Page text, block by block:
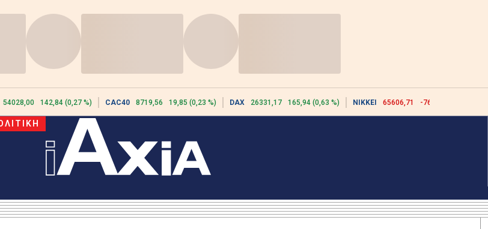
54028,00 142,84 (0,27 %) CAC40 8719,56 19,85 (0,23 %) DAX 26331,17 165,94 (0,63 %) NIKKEI 65606,71 -76,55 (-0,12 %)